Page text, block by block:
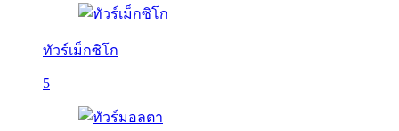
ทัวร์เม็กซิโก
5